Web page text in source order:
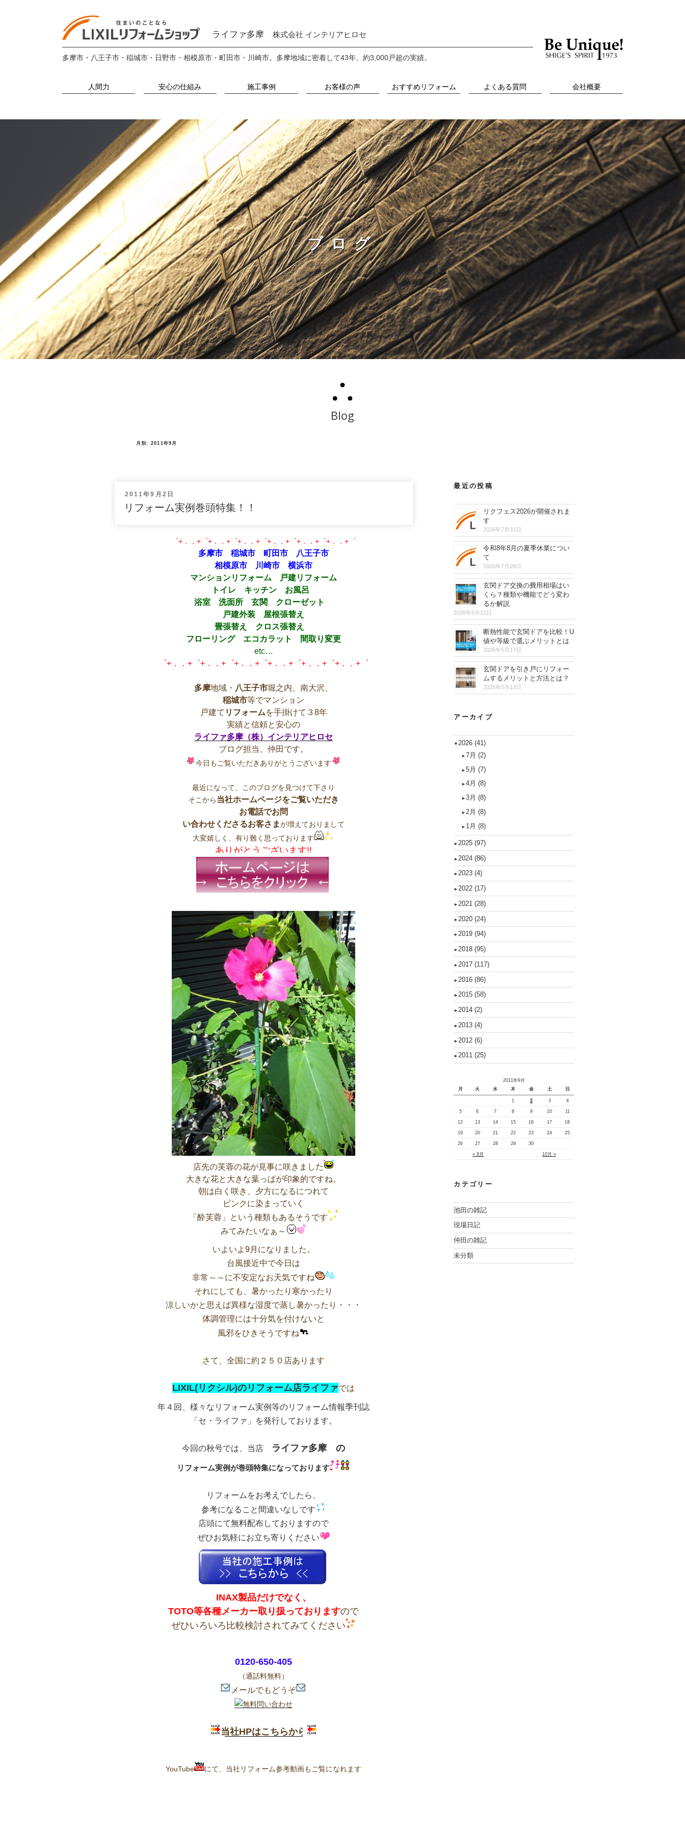
ライファ多摩株式会社 インテリアヒロセ
多摩市・八王子市・稲城市・日野市・相模原市・町田市・川崎市。 多摩地域に密着して43年、約3,000戸超の実績。
人間力 安心の仕組み 施工事例 お客様の声 おすすめリフォーム よくある質問 会社概要
ブログ
Blog
月別: 2011年9月
投
稿
日:
2011年9月2日
リフォーム実例巻頭特集！！
゜+．．+゜+．．+゜+．．+゜+．．+゜+．．+゜+．．+゜
多摩市 稲城市 町田市 八王子市
相模原市 川崎市 横浜市
マンションリフォーム 戸建リフォーム
トイレ キッチン お風呂
浴室 洗面所 玄関 クローゼット
戸建外装 屋根張替え
畳張替え クロス張替え
フローリング エコカラット 間取り変更
etc…
゜+．．+゜+．．+゜+．．+゜+．．+゜+．．+゜+．．+゜
多摩地域・ 八王子市堀之内、南大沢、
稲城市等でマンション
戸建て リフォームを手掛けて３8年
実績と信頼と安心の
ライファ多摩（株）インテリアヒロセ
ブログ担当、仲田です。
今日もご覧いただきありがとうございます
最近になって、このブログを見つけて下さり
そこから当社ホームページをご覧いただき
お電話でお問
い合わせくださるお客さまが増えておりまして
大変嬉しく、有り難く思っております
ありがとうございます!!
店先の芙蓉の花が見事に咲きました
大きな花と大きな葉っぱが印象的ですね。
朝は白く咲き、夕方になるにつれて
ピンクに染まっていく
「酔芙蓉」という種類もあるそうです
みてみたいなぁ～
いよいよ9月になりました。
台風接近中で今日は
非常～～に不安定なお天気ですね
それにしても、暑かったり寒かったり
涼しいかと思えば異様な湿度で蒸し暑かったり・・・
体調管理には十分気を付けないと
風邪をひきそうですね
さて、全国に約２５０店あります
LIXIL(リクシル)のリフォーム店ライファでは
年４回、様々なリフォーム実例等のリフォーム情報季刊誌
「セ・ライファ」を発行しております。
今回の秋号では、当店 ライファ多摩 の
リフォーム実例が巻頭特集になっております
リフォームをお考えでしたら、
参考になること間違いなしです
店頭にて無料配布しておりますので
ぜひお気軽にお立ち寄りください
INAX製品だけでなく、
TOTO等各種メーカー取り扱っておりますので
ぜひいろいろ比較検討されてみてください
0120-650-405
（通話料無料）
メールでもどうぞ
当社HPはこちらから
YouTube にて、当社リフォーム参考動画もご覧になれます
最近の投稿
リクフェス2026が開催されま
す
2026年7月31日
令和8年8月の夏季休業につい
て
2026年7月28日
玄関ドア交換の費用相場はい
くら？種類や機能でどう変わ
るか解説
2026年5月21日
断熱性能で玄関ドアを比較！U
値や等級で選ぶメリットとは
2026年5月17日
玄関ドアを引き戸にリフォー
ムするメリットと方法とは？
2026年5月13日
アーカイブ
▼ 2026(41)
► 7月(2)
►5月(7)
►4月(8)
►3月(8)
► 2月(8)
► 1月(8)
► 2025(97)
► 2024(86)
►2023(4)
►2022(17)
► 2021(28)
► 2020(24)
►2019(94)
►2018(95)
► 2017(117)
► 2016(86)
►2015(58)
►2014(2)
► 2013(4)
► 2012(6)
►2011(25)
2011年9月
月
火 水 木 金 土 日
« 8月 10月 »
1 2 3 4
5 6 7 8 9 10 11
12 13 14 15 16 17 18
19 20 21 22 23 24 25
26 27 28 29 30
カテゴリー
池田の雑記
現場日記
仲田の雑記
未分類